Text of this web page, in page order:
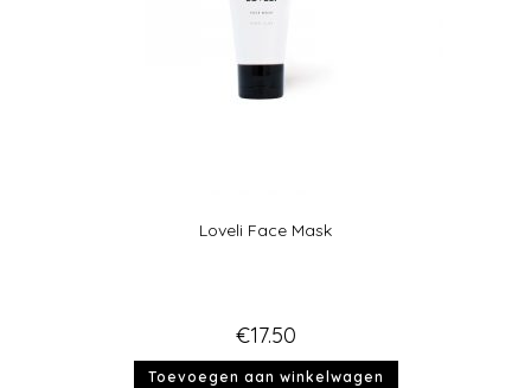
Loveli Face Mask
€17.50
Toevoegen aan winkelwagen